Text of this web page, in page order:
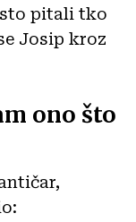
pitali tko
Josip kroz
ono što